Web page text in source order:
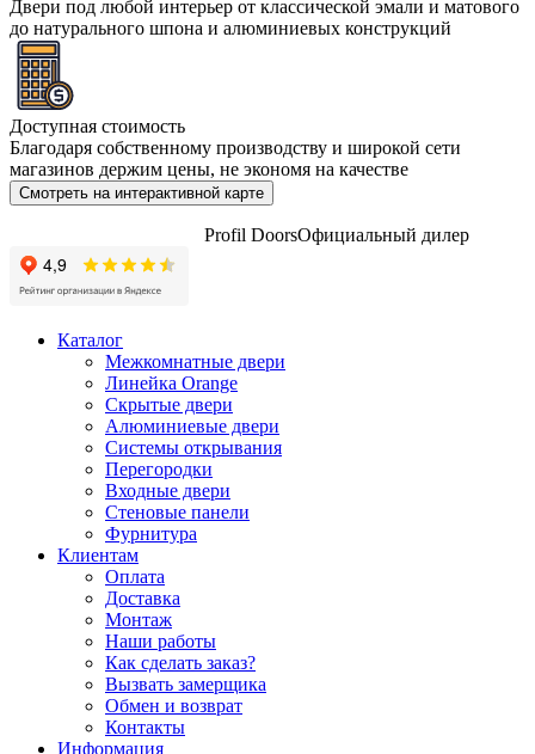
Двери под любой интерьер от классической эмали и матового
до натурального шпона и алюминиевых конструкций
Доступная стоимость
Благодаря собственному производству и широкой сети
магазинов держим цены, не экономя на качестве
Смотреть на интерактивной карте
Profil DoorsОфициальный дилер
Каталог
Межкомнатные двери
Линейка Orange
Скрытые двери
Алюминиевые двери
Системы открывания
Перегородки
Входные двери
Стеновые панели
Фурнитура
Клиентам
Оплата
Доставка
Монтаж
Наши работы
Как сделать заказ?
Вызвать замерщика
Обмен и возврат
Контакты
Информация